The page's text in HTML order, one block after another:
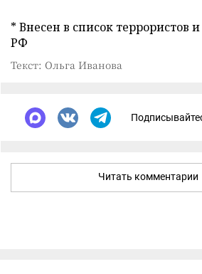
* Внесен в список террористов
РФ
Текст: Ольга Иванова
Читать комментарии